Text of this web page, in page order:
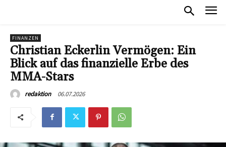
FINANZEN
Christian Eckerlin Vermögen: Ein
Blick auf das finanzielle Erbe des
MMA-Stars
redaktion 06.07.2026